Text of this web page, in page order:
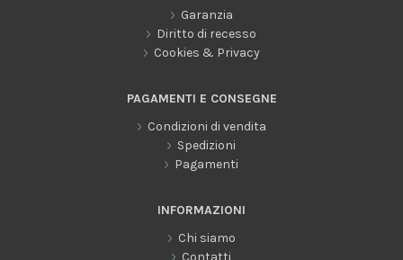
Garanzia
Diritto di recesso
Cookies & Privacy
PAGAMENTI E CONSEGNE
Condizioni di vendita
Spedizioni
Pagamenti
INFORMAZIONI
Chi siamo